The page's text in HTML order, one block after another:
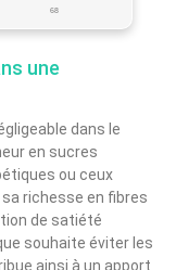
68
une
dans le
en sucres
ou ceux
richesse en fibres
de satiété
souhaite éviter les
ainsi à un apport